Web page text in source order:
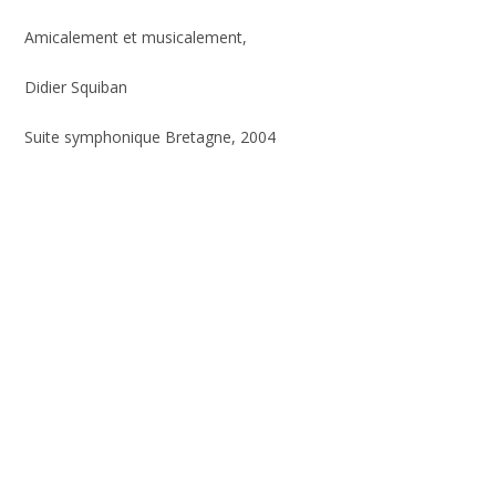
Amicalement et musicalement,
Didier Squiban
Suite symphonique Bretagne, 2004